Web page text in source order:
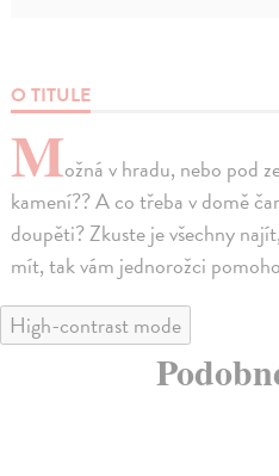
O TITULE
Možná v hradu, nebo pod
kamení?? A co třeba v domě
doupěti? Zkuste je všechny
mít, tak vám jednorožci
High-contrast mode